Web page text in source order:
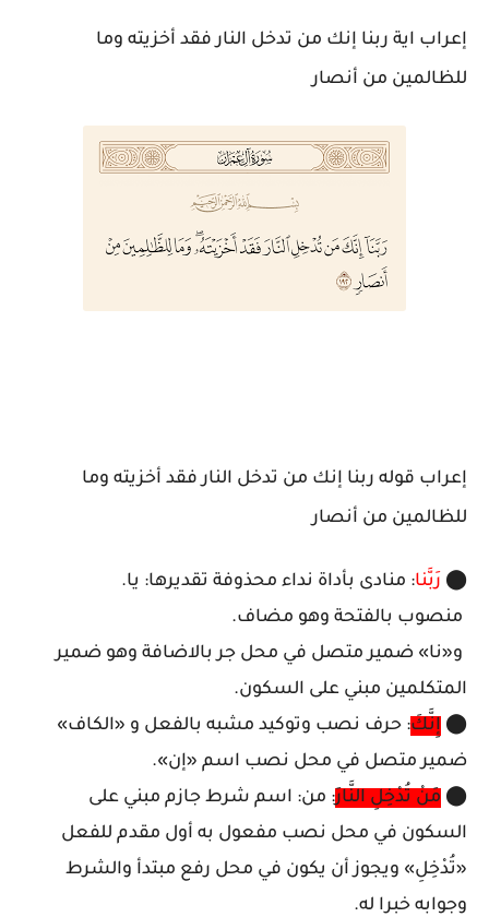
إعراب اية ربنا إنك من تدخل النار فقد أخزيته وما
للظالمين من أنصار
إعراب قوله ربنا إنك من تدخل النار فقد أخزيته وما
للظالمين من أنصار
⬤ رَبَّنا: منادى بأداة نداء محذوفة تقديرها: يا.
منصوب بالفتحة وهو مضاف.
و«نا» ضمير متصل في محل جر بالاضافة وهو ضمير
المتكلمين مبني على السكون.
⬤ إِنَّكَ: حرف نصب وتوكيد مشبه بالفعل و «الكاف»
ضمير متصل في محل نصب اسم «إن».
⬤ مَنْ تُدْخِلِ النَّارَ: من: اسم شرط جازم مبني على
السكون في محل نصب مفعول به أول مقدم للفعل
«تُدْخِلِ» ويجوز أن يكون في محل رفع مبتدأ والشرط
وجوابه خبرا له.